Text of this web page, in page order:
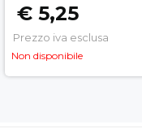
€ 5,25
Prezzo iva esclusa
Non disponibile